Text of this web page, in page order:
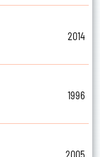
2014
1996
2005